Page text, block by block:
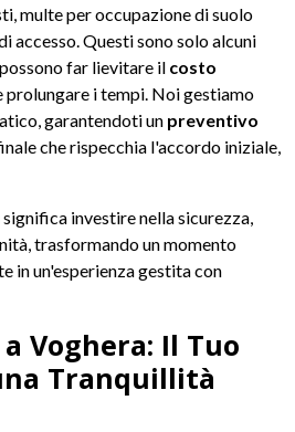
multe per occupazione di suolo
accesso. Questi sono solo alcuni
far lievitare il costo
prolungare i tempi. Noi gestiamo
garantendoti un preventivo
che rispecchia l'accordo iniziale,
investire nella sicurezza,
trasformando un momento
in un'esperienza gestita con
Voghera: Il Tuo
Tranquillità